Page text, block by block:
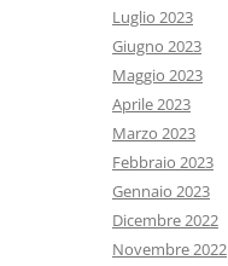
Luglio 2023
Giugno 2023
Maggio 2023
Aprile 2023
Marzo 2023
Febbraio 2023
Gennaio 2023
Dicembre 2022
Novembre 2022